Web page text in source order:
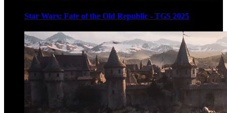
Star Wars: Fate of the Old Republic - TGS 2025